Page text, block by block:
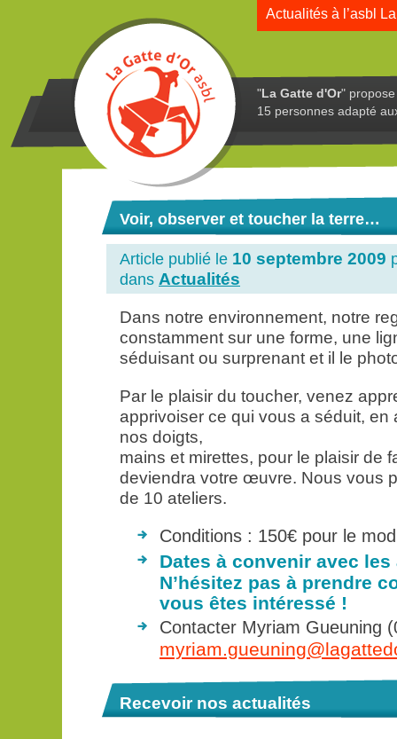
Actualités à l’asbl
"La Gatte d'Or"
15 personnes adapté
Voir, observer et toucher la terre…
Article publié le 10 septembre 2009
dans Actualités
Dans notre environnement, notre
constamment sur une forme, une
séduisant ou surprenant et il le
Par le plaisir du toucher, venez
apprivoiser ce qui vous a séduit, en
nos doigts,
mains et mirettes, pour le plaisir de
deviendra votre œuvre. Nous vous
de 10 ateliers.
Conditions : 150€ pour le
Dates à convenir avec
N’hésitez pas à prendre
vous êtes intéressé !
Contacter Myriam Gueuning
Recevoir nos actualités